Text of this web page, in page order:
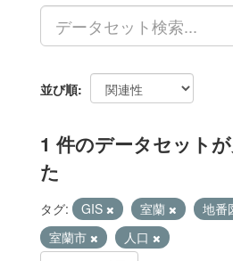
並び順
1 件のデータセット
た
タグ: GIS 室蘭 地番
室蘭市
人口